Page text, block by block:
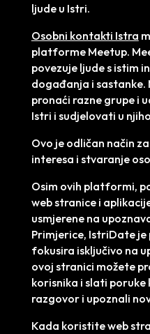
ljude u Istri.
Osobni kontakti Istra
platforme Meetup.
povezuje ljude s istim
događanja i sastanke.
pronaći razne grupe i
Istri i sudjelovati u
Ovo je odličan način
interesa i stvaranje
Osim ovih platformi,
web stranice i
usmjerene na
Primjerice, IstriDate
fokusira isključivo na
ovoj stranici možete
korisnika i slati poruke
razgovor i upoznali
Kada koristite web